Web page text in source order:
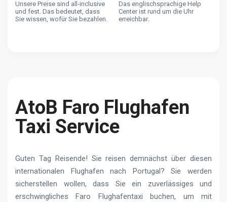
Unsere Preise sind all-inclusive
und fest. Das bedeutet, dass
Sie wissen, wofür Sie bezahlen.
Das englischsprachige Help
Center ist rund um die Uhr
erreichbar.
AtoB Faro Flughafen
Taxi Service
Guten Tag Reisende! Sie reisen demnächst über diesen
internationalen Flughafen nach Portugal? Sie werden
sicherstellen wollen, dass Sie ein zuverlässiges und
erschwingliches Faro Flughafentaxi buchen, um mit